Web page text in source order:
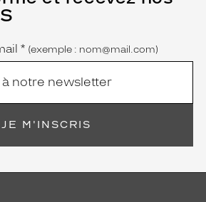
* (exemple : nom@mail.com)
JE M'INSCRIS